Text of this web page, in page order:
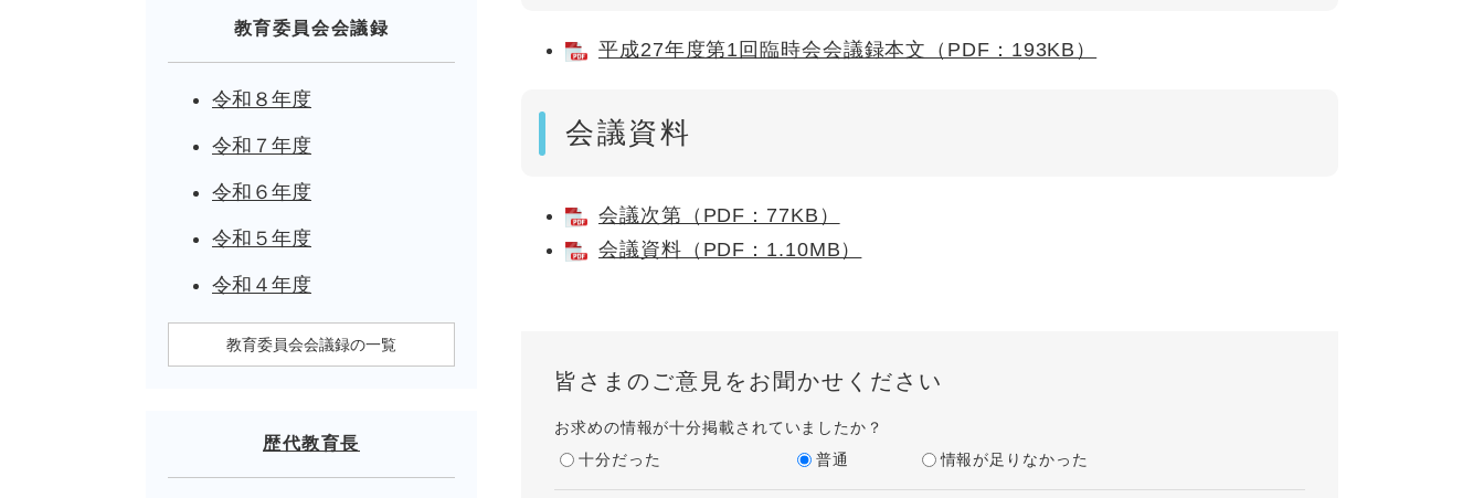
平成27年度第1回臨時会会議録本文（PDF：193KB）
会議資料
会議次第（PDF：77KB）
会議資料（PDF：1.10MB）
皆さまのご意見をお聞かせください
お求めの情報が十分掲載されていましたか？
十分だった
普通 情報が足りなかった
教育委員会会議録
令和８年度
令和７年度
令和６年度
令和５年度
令和４年度
教育委員会会議録の一覧
歴代教育長